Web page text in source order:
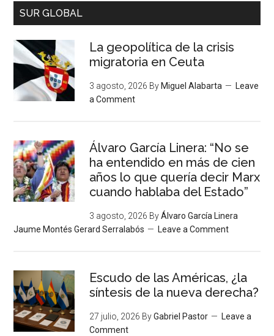
SUR GLOBAL
La geopolítica de la crisis
migratoria en Ceuta
3 agosto, 2026 By Miguel Alabarta
Leave
a Comment
Álvaro García Linera: “No se
ha entendido en más de cien
años lo que quería decir Marx
cuando hablaba del Estado”
3 agosto, 2026 ByÁlvaro García Linera
Jaume Montés Gerard Serralabós
Leave a Comment
Escudo de las Américas, ¿la
síntesis de la nueva derecha?
27 julio, 2026 ByGabriel Pastor
Leave a
Comment